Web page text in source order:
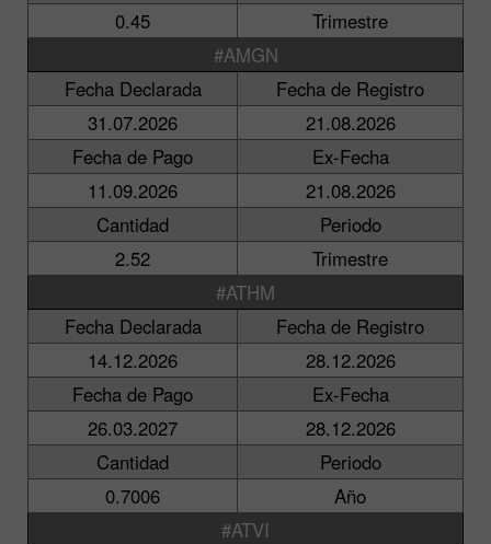
0.45
Trimestre
#AMGN
Fecha Declarada
Fecha de Registro
31.07.2026
21.08.2026
Fecha de Pago
Ex-Fecha
11.09.2026
21.08.2026
Cantidad
Periodo
2.52
Trimestre
#ATHM
Fecha Declarada
Fecha de Registro
14.12.2026
28.12.2026
Fecha de Pago
Ex-Fecha
26.03.2027
28.12.2026
Cantidad
Periodo
0.7006
Año
#ATVI